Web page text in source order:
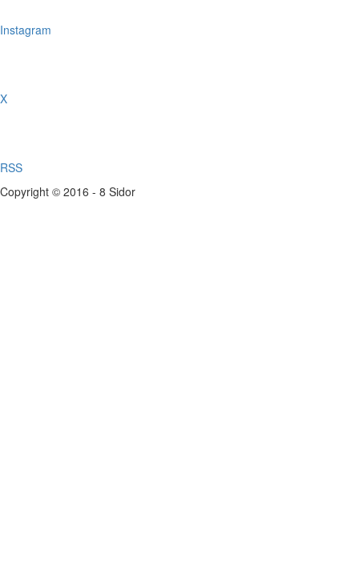
Instagram
X
RSS
Copyright © 2016 - 8 Sidor